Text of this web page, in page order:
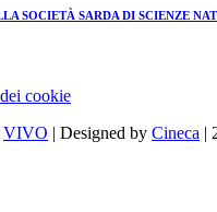
SOCIETÀ SARDA DI SCIENZE
cookie
VIVO | Designed by Cineca |